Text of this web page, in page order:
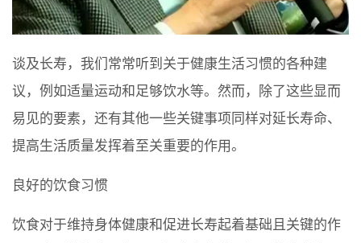
谈及长寿，我们常常听到关于健康生活习惯的各种建
议，例如适量运动和足够饮水等。然而，除了这些显而
易见的要素，还有其他一些关键事项同样对延长寿命、
提高生活质量发挥着至关重要的作用。
良好的饮食习惯
饮食对于维持身体健康和促进长寿起着基础且关键的作